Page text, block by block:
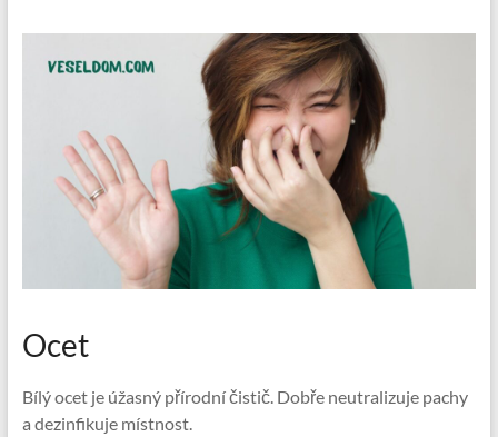
Ocet
Bílý ocet je úžasný přírodní čistič. Dobře neutralizuje pachy
a dezinfikuje místnost.